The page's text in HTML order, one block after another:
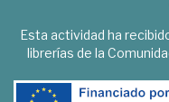
Esta actividad ha
librerías de la